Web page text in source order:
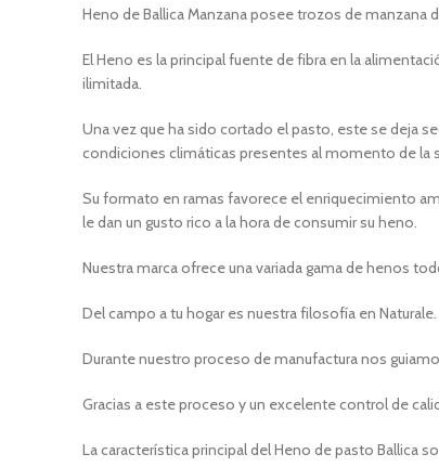
Heno de Ballica Manzana posee trozos de manzana
El Heno es la principal fuente de fibra en la
ilimitada.
Una vez que ha sido cortado el pasto, este se deja
condiciones climáticas presentes al momento de la
Su formato en ramas favorece el enriquecimiento
le dan un gusto rico a la hora de consumir su heno.
Nuestra marca ofrece una variada gama de henos
Del campo a tu hogar es nuestra filosofía en Naturale.
Durante nuestro proceso de manufactura nos
Gracias a este proceso y un excelente control de
La característica principal del Heno de pasto Ballica